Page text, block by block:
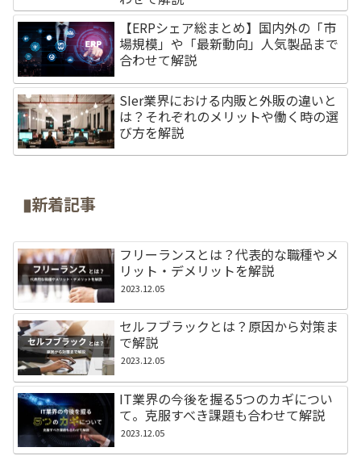
【ERPシェア総まとめ】国内外の「市
場規模」や「最新動向」人気製品まで
合わせて解説
SIer業界における内販と外販の違いと
は？それぞれのメリットや働く時の選
び方を解説
▮新着記事
フリーランスとは？代表的な職種やメ
リット・デメリットを解説
2023.12.05
セルフブラックとは？原因から対策ま
で解説
2023.12.05
IT業界の今後を握る5つのカギについ
て。克服すべき課題も合わせて解説
2023.12.05